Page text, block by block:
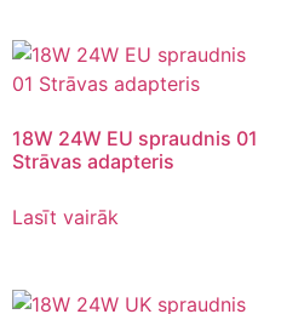
18W 24W EU spraudnis 01
Strāvas adapteris
Lasīt vairāk